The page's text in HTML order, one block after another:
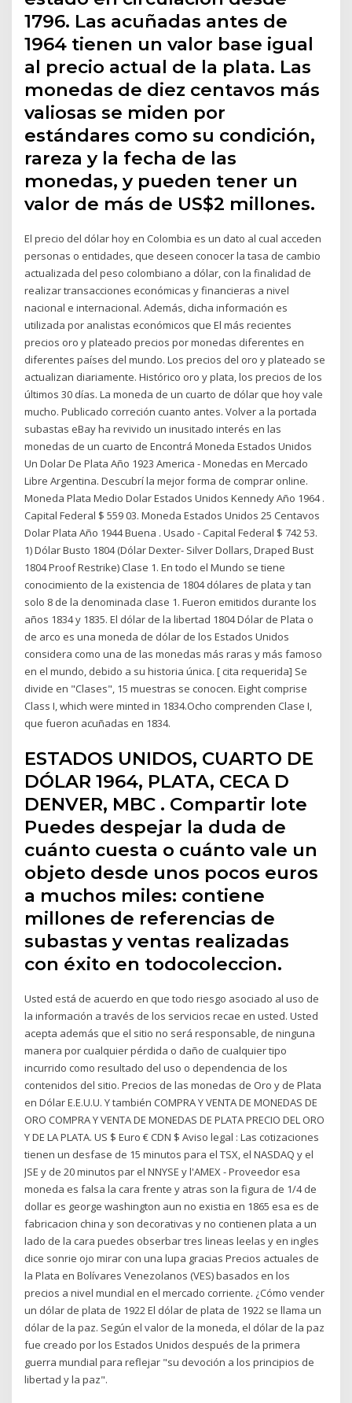
1796. Las acuñadas antes de
1964 tienen un valor base igual
al precio actual de la plata. Las
monedas de diez centavos más
valiosas se miden por
estándares como su condición,
rareza y la fecha de las
monedas, y pueden tener un
valor de más de US$2 millones.
El precio del dólar hoy en Colombia es un dato al cual acceden
personas o entidades, que deseen conocer la tasa de cambio
actualizada del peso colombiano a dólar, con la finalidad de
realizar transacciones económicas y financieras a nivel
nacional e internacional. Además, dicha información es
utilizada por analistas económicos que El más recientes
precios oro y plateado precios por monedas diferentes en
diferentes países del mundo. Los precios del oro y plateado se
actualizan diariamente. Histórico oro y plata, los precios de los
últimos 30 días. La moneda de un cuarto de dólar que hoy vale
mucho. Publicado correción cuanto antes. Volver a la portada
subastas eBay ha revivido un inusitado interés en las
monedas de un cuarto de Encontrá Moneda Estados Unidos
Un Dolar De Plata Año 1923 America - Monedas en Mercado
Libre Argentina. Descubrí la mejor forma de comprar online.
Moneda Plata Medio Dolar Estados Unidos Kennedy Año 1964 .
Capital Federal $ 559 03. Moneda Estados Unidos 25 Centavos
Dolar Plata Año 1944 Buena . Usado - Capital Federal $ 742 53.
1) Dólar Busto 1804 (Dólar Dexter- Silver Dollars, Draped Bust
1804 Proof Restrike) Clase 1. En todo el Mundo se tiene
conocimiento de la existencia de 1804 dólares de plata y tan
solo 8 de la denominada clase 1. Fueron emitidos durante los
años 1834 y 1835. El dólar de la libertad 1804 Dólar de Plata o
de arco es una moneda de dólar de los Estados Unidos
considera como una de las monedas más raras y más famoso
en el mundo, debido a su historia única. [ cita requerida] Se
divide en "Clases", 15 muestras se conocen. Eight comprise
Class I, which were minted in 1834.Ocho comprenden Clase I,
que fueron acuñadas en 1834.
ESTADOS UNIDOS, CUARTO DE
DÓLAR 1964, PLATA, CECA D
DENVER, MBC . Compartir lote
Puedes despejar la duda de
cuánto cuesta o cuánto vale un
objeto desde unos pocos euros
a muchos miles: contiene
millones de referencias de
subastas y ventas realizadas
con éxito en todocoleccion.
Usted está de acuerdo en que todo riesgo asociado al uso de
la información a través de los servicios recae en usted. Usted
acepta además que el sitio no será responsable, de ninguna
manera por cualquier pérdida o daño de cualquier tipo
incurrido como resultado del uso o dependencia de los
contenidos del sitio. Precios de las monedas de Oro y de Plata
en Dólar E.E.U.U. Y también COMPRA Y VENTA DE MONEDAS DE
ORO COMPRA Y VENTA DE MONEDAS DE PLATA PRECIO DEL ORO
Y DE LA PLATA. US $ Euro € CDN $ Aviso legal : Las cotizaciones
tienen un desfase de 15 minutos para el TSX, el NASDAQ y el
JSE y de 20 minutos par el NNYSE y l'AMEX - Proveedor esa
moneda es falsa la cara frente y atras son la figura de 1/4 de
dollar es george washington aun no existia en 1865 esa es de
fabricacion china y son decorativas y no contienen plata a un
lado de la cara puedes obserbar tres lineas leelas y en ingles
dice sonrie ojo mirar con una lupa gracias Precios actuales de
la Plata en Bolívares Venezolanos (VES) basados en los
precios a nivel mundial en el mercado corriente. ¿Cómo vender
un dólar de plata de 1922 El dólar de plata de 1922 se llama un
dólar de la paz. Según el valor de la moneda, el dólar de la paz
fue creado por los Estados Unidos después de la primera
guerra mundial para reflejar "su devoción a los principios de
libertad y la paz".